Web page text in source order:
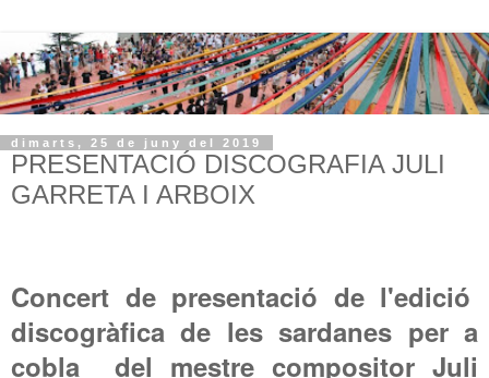
dimarts, 25 de juny del 2019
PRESENTACIÓ DISCOGRAFIA JULI
GARRETA I ARBOIX
Concert de presentació de l'edició
discogràfica de les sardanes per a
cobla del mestre compositor Juli